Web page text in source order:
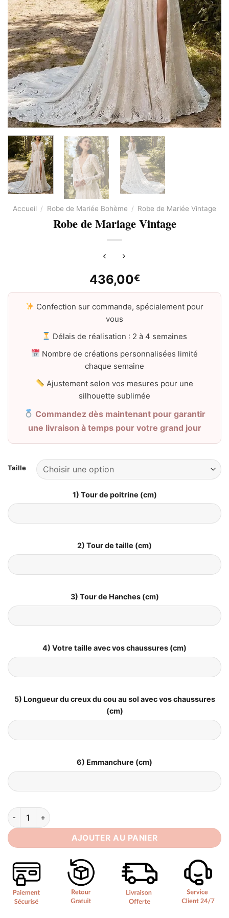
Accueil / Robe de Mariée Bohème / Robe de Mariée Vintage
Robe de Mariage Vintage​
436,00€
Confection sur commande, spécialement pour
vous
Délais de réalisation : 2 à 4 semaines
Nombre de créations personnalisées limité
chaque semaine
Ajustement selon vos mesures pour une
silhouette sublimée
Commandez dès maintenant pour garantir
une livraison à temps pour votre grand jour
Taille
1) Tour de poitrine (cm)
2) Tour de taille (cm)
3) Tour de Hanches (cm)
4) Votre taille avec vos chaussures (cm)
5) Longueur du creux du cou au sol avec vos chaussures
(cm)
6) Emmanchure (cm)
quantité de Robe de Mariage Vintage​
AJOUTER AU PANIER